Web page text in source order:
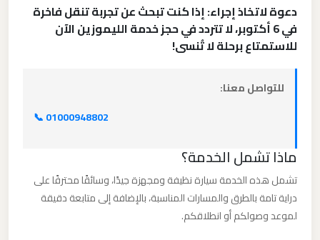
دعوة لاتخاذ إجراء: إذا كنت تبحث عن تجربة تنقل فاخرة
في 6 أكتوبر، لا تتردد في حجز خدمة الليموزين الآن
للاستمتاع برحلة لا تُنسى!
للتواصل معنا:
📞 01000948802
ماذا تشمل الخدمة؟
تشمل هذه الخدمة سيارة نظيفة ومجهزة جيدًا، وسائقًا محترفًا على
دراية تامة بالطرق والمسارات المناسبة، بالإضافة إلى متابعة دقيقة
لموعد وصولكم أو انطلاقكم.
ليموزين
العرب
ليموزين